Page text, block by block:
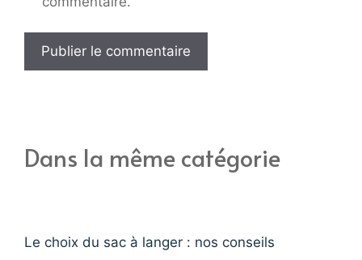
Dans la même catégorie
Le choix du sac à langer : nos conseils